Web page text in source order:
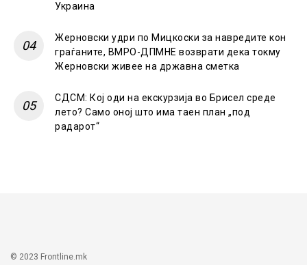
Украина
Жерновски удри по Мицкоски за навредите кон
граѓаните, ВМРО-ДПМНЕ возврати дека токму
Жерновски живее на државна сметка
СДСМ: Кој оди на екскурзија во Брисел среде
лето? Само оној што има таен план „под
радарот“
© 2023 Frontline.mk